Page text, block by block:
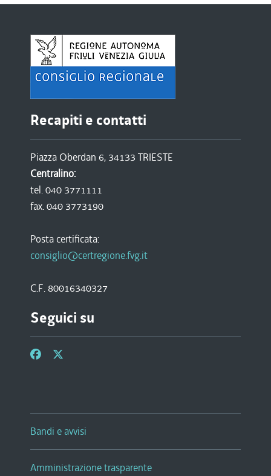
Recapiti e contatti
Piazza Oberdan 6, 34133 TRIESTE
Centralino:
tel. 040 3771111
fax. 040 3773190
Posta certificata:
consiglio@certregione.fvg.it
C.F. 80016340327
Seguici su
Bandi e avvisi
Amministrazione trasparente